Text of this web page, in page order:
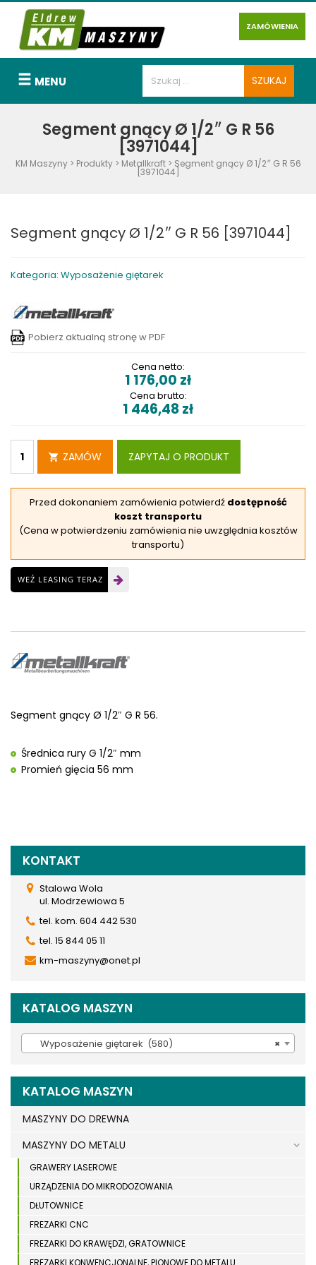
ZAMÓWIENIA
MENU
Segment gnący Ø 1/2″ G R 56
[3971044]
KM Maszyny> Produkty> Metallkraft> Segment gnący Ø 1/2″ G R 56
[3971044]
Segment gnący Ø 1/2″ G R 56 [3971044]
Kategoria: Wyposażenie giętarek
Pobierz aktualną stronę w PDF
Cena netto:
1 176,00 zł
Cena brutto:
1 446,48zł
ZAMÓW ZAPYTAJ O PRODUKT
Przed dokonaniem zamówienia potwierdź dostępność
koszt transportu
(Cena w potwierdzeniu zamówienia nie uwzględnia kosztów
transportu)
WEŹ LEASING TERAZ
Segment gnący Ø 1/2″ G R 56.
Średnica rury G 1/2″ mm
Promień gięcia 56 mm
KONTAKT
Stalowa Wola
ul. Modrzewiowa 5
tel. kom. 604 442 530
tel. 15 844 05 11
km-maszyny@onet.pl
KATALOG MASZYN
×
Wyposażenie giętarek (580)
KATALOG MASZYN
MASZYNY DO DREWNA
MASZYNY DO METALU
GRAWERY LASEROWE
URZĄDZENIA DO MIKRODOZOWANIA
DŁUTOWNICE
FREZARKI CNC
FREZARKI DO KRAWĘDZI, GRATOWNICE
FREZARKI KONWENCJONALNE, PIONOWE DO METALU